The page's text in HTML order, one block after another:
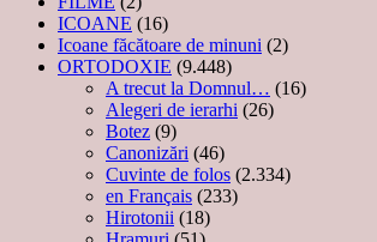
ICOANE (16)
Icoane făcătoare de minuni (2)
ORTODOXIE (9.448)
A trecut la Domnul… (16)
Alegeri de ierarhi (26)
Botez (9)
Canonizări (46)
Cuvinte de folos (2.334)
en Français (233)
Hirotonii (18)